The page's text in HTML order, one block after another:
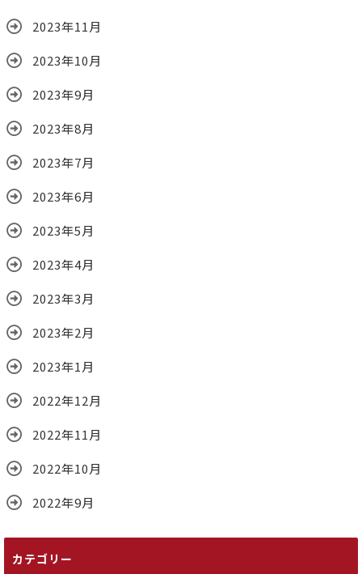
2023年11月
2023年10月
2023年9月
2023年8月
2023年7月
2023年6月
2023年5月
2023年4月
2023年3月
2023年2月
2023年1月
2022年12月
2022年11月
2022年10月
2022年9月
カテゴリー